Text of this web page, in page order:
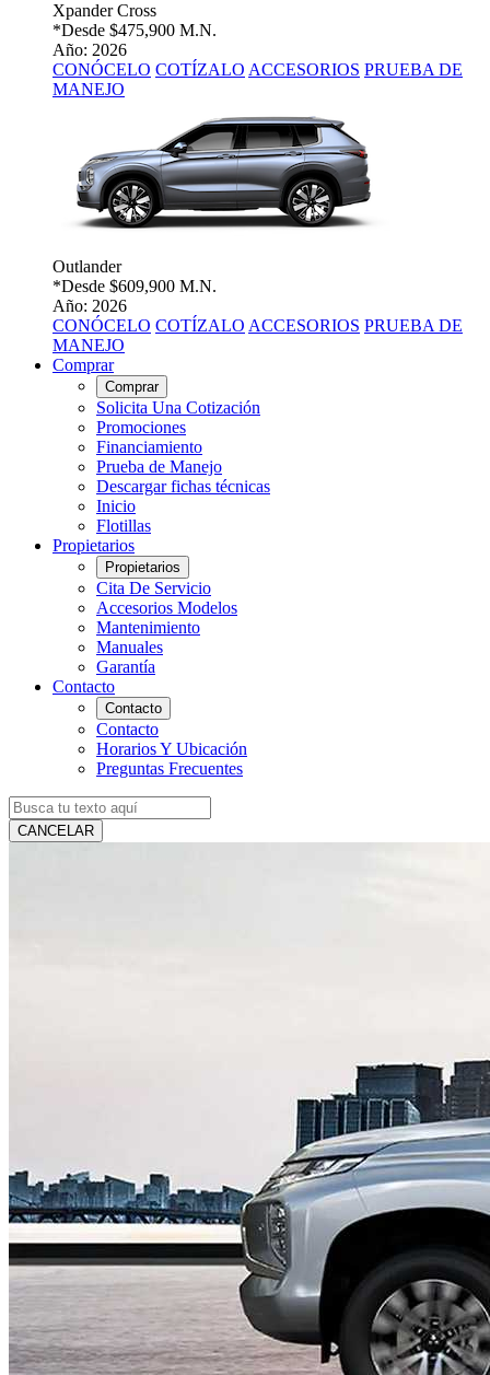
Xpander Cross
*Desde $475,900 M.N.
Año: 2026
CONÓCELO COTÍZALO ACCESORIOS PRUEBA DE
MANEJO
Outlander
*Desde $609,900 M.N.
Año: 2026
CONÓCELO COTÍZALO ACCESORIOS PRUEBA DE
MANEJO
Comprar
Comprar
Solicita Una Cotización
Promociones
Financiamiento
Prueba de Manejo
Descargar fichas técnicas
Inicio
Flotillas
Propietarios
Propietarios
Cita De Servicio
Accesorios Modelos
Mantenimiento
Manuales
Garantía
Contacto
Contacto
Contacto
Horarios Y Ubicación
Preguntas Frecuentes
CANCELAR